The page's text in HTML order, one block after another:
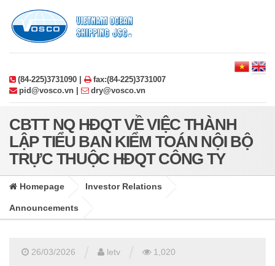
(84-225)3731090 |
fax:(84-225)3731007
pid@vosco.vn |
dry@vosco.vn
CBTT NQ HĐQT VỀ VIỆC THÀNH
LẬP TIỂU BAN KIỂM TOÁN NỘI BỘ
TRỰC THUỘC HĐQT CÔNG TY
Homepage Investor Relations
Announcements
26/03/2026 letv 1,020